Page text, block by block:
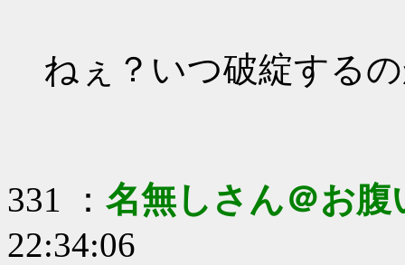
ねぇ？いつ破綻する
331 ： 名無しさん＠お腹
22:34:06